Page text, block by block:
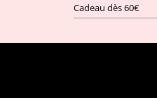
Cadeau dès 60€